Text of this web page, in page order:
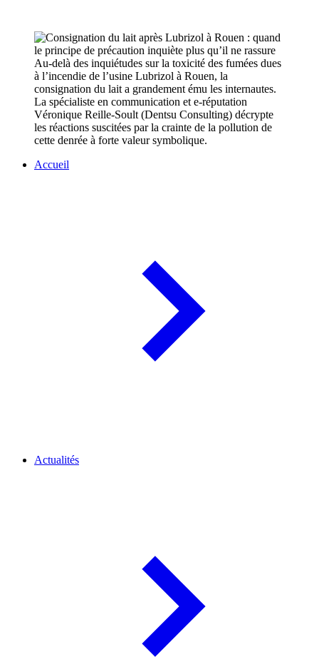
Au-delà des inquiétudes sur la toxicité des fumées dues
à l’incendie de l’usine Lubrizol à Rouen, la
consignation du lait a grandement ému les internautes.
La spécialiste en communication et e-réputation
Véronique Reille-Soult (Dentsu Consulting) décrypte
les réactions suscitées par la crainte de la pollution de
cette denrée à forte valeur symbolique.
Accueil
Actualités